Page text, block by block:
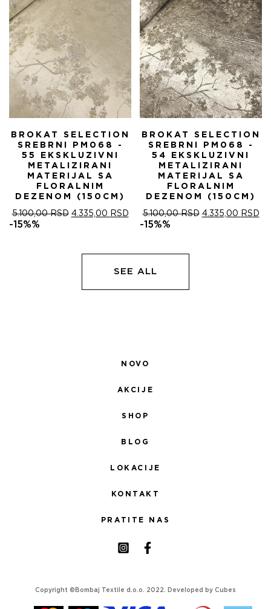
BROKAT SELECTION
SREBRNI PM068 -
55 EKSKLUZIVNI
METALIZIRANI
MATERIJAL SA
FLORALNIM
DEZENOM (150CM)
5.100,00RSD ОРИГИНАЛНА
5.100,00 RSD.
4.335,00 RSDТРЕНУТНА
ЦЕНА
-15%%
BROKAT SELECTION
SREBRNI PM068 -
54 EKSKLUZIVNI
METALIZIRANI
MATERIJAL SA
FLORALNIM
DEZENOM (150CM)
5.100,00RSD ОРИГИНАЛНА
4.335,00 RSD
-15%%
SEE ALL
NOVO
AKCIJE
SHOP
BLOG
LOKACIJE
KONTAKT
PRATITE NAS
Copyright ©Bombaj Textile d.o.o. 2022. Developed by Cubes